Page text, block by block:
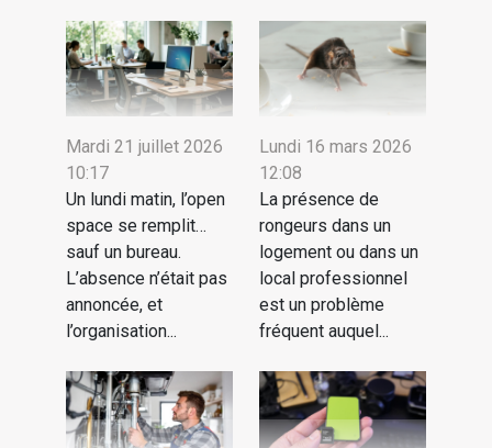
Mardi 21 juillet 2026
10:17
Un lundi matin, l’open
space se remplit…
sauf un bureau.
L’absence n’était pas
annoncée, et
l’organisation...
Lundi 16 mars 2026
12:08
La présence de
rongeurs dans un
logement ou dans un
local professionnel
est un problème
fréquent auquel...